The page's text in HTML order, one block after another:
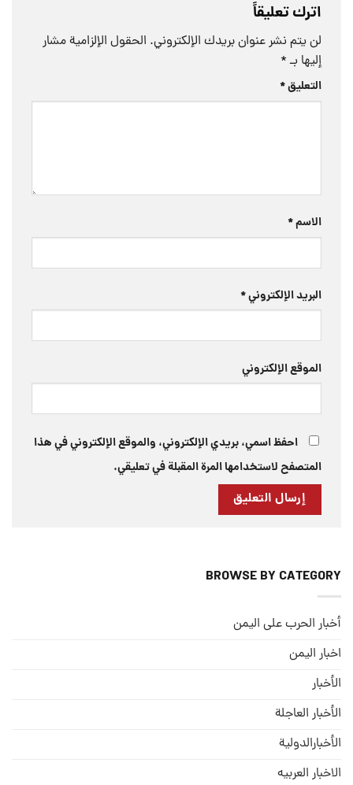
اترك تعليقاً
لن يتم نشر عنوان بريدك الإلكتروني. الحقول الإلزامية مشار
إليها بـ *
التعليق*
الاسم*
البريد الإلكتروني*
الموقع الإلكتروني
احفظ اسمي، بريدي الإلكتروني، والموقع الإلكتروني في هذا
المتصفح لاستخدامها المرة المقبلة في تعليقي.
BROWSE BY CATEGORY
أخبار الحرب على اليمن
اخبار اليمن
الأخبار
الأخبار العاجلة
الأخبارالدولية
الاخبار العربيه